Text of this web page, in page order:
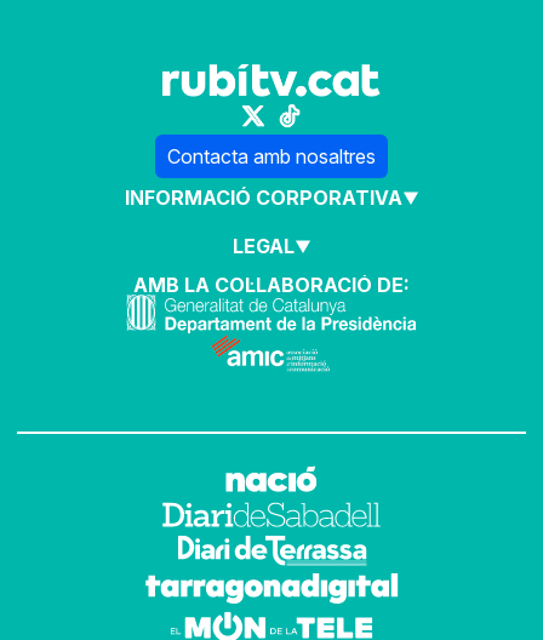
Contacta amb nosaltres
INFORMACIÓ CORPORATIVA
LEGAL
AMB LA COL·LABORACIÓ DE: